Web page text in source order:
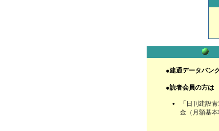
●建通データバン
●読者会員の方は
「日刊建設
金（月額基